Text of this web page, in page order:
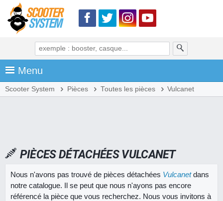
Menu
Scooter System Pièces Toutes les pièces Vulcanet
PIÈCES DÉTACHÉES VULCANET
Nous n'avons pas trouvé de pièces détachées Vulcanetdans
notre catalogue. Il se peut que nous n'ayons pas encore
référencé la pièce que vous recherchez. Nous vous invitons à